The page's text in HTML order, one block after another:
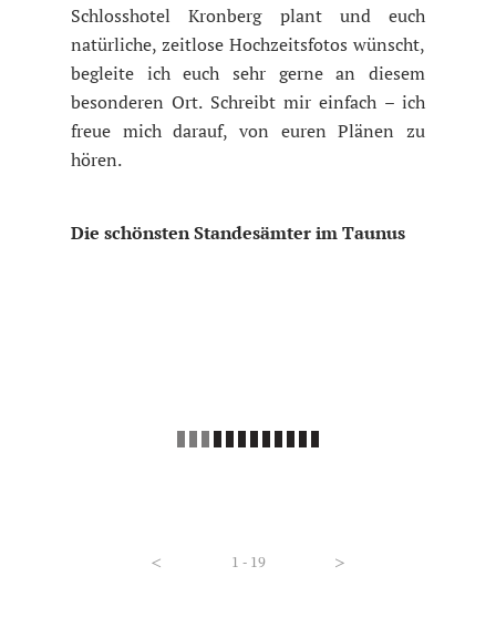
1 - 19
< >
Schlosshotel Kronberg plant und euch
natürliche, zeitlose Hochzeitsfotos wünscht,
begleite ich euch sehr gerne an diesem
besonderen Ort. Schreibt mir einfach – ich
freue mich darauf, von euren Plänen zu
hören.
Die schönsten Standesämter im Taunus